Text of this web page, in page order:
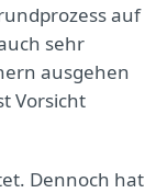
auf
sehr
ausgehen
Vorsicht
Dennoch hat